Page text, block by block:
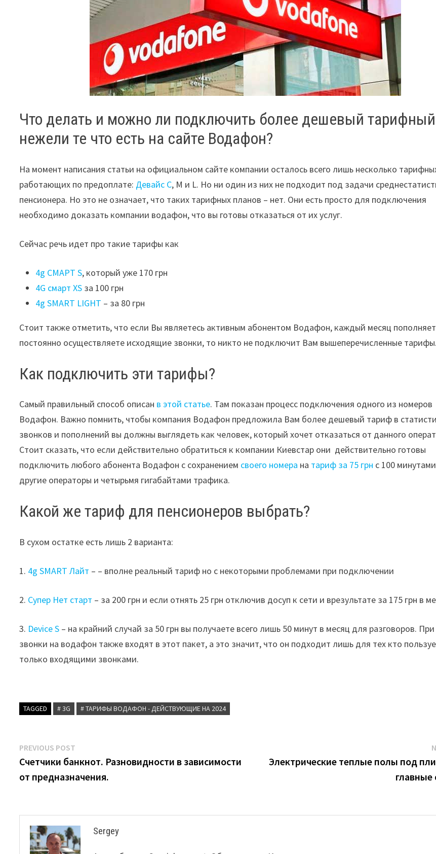
Что делать и можно ли подключить более дешевый
нежели те что есть на сайте Водафон?
На момент написания статьи на официальном сайте компании осталось всего лишь несколько
работающих по предоплате: Девайс С, M и L. Но ни один из них не подходит под задачи
пенсионера. Но это не означает, что таких тарифных планов – нет. Они есть просто для подключения
необходимо доказать компании водафон, что вы готовы отказаться от их услуг.
Сейчас речь идет про такие тарифы как
4g СМАРТ S, который уже 170 грн
4G смарт XS за 100 грн
4g SMART LIGHT – за 80 грн
Стоит также отметить, что если Вы являетесь активным абонентом Водафон, каждый месяц
постоянно осуществляете исходящие звонки, то никто не подключит Вам вышеперечисленные тарифы.
Как подключить эти тарифы?
Самый правильный способ описан в этой статье. Там показан процесс подключения одного из номеров
Водафон. Важно помнить, чтобы компания Водафон предложила Вам более дешевый тариф в
звонков и пополнений вы должны выглядеть как человек, который хочет отказаться от данного
Стоит сказать, что если действительно обратиться к компании Киевстар они действительно готовы
подключить любого абонента Водафон с сохранением своего номера на тариф за 75 грн с 100
другие операторы и четырьмя гигабайтами трафика.
Какой же тариф для пенсионеров выбрать?
В сухом остатке есть лишь 2 варианта:
1. 4g SMART Лайт – – вполне реальный тариф но с некоторыми проблемами при подключении
2. Супер Нет старт – за 200 грн и если отнять 25 грн отключив досуп к сети и врезультате за 175 грн в
3. Device S – на крайний случай за 50 грн вы получаете всего лишь 50 минут в месяц для разговоров.
звонки на водафон также входят в этот пакет, а это значит, что он подходит лишь для тех кто
только входящими звонками.
TAGGED # 3G # ТАРИФЫ ВОДАФОН - ДЕЙСТВУЮЩИЕ НА 2024
Post
navigation
PREVIOUS POST
post:
Счетчики банкнот. Разновидности в зависимости
от предназначения.
Электрические теплые полы под
главные
Sergey